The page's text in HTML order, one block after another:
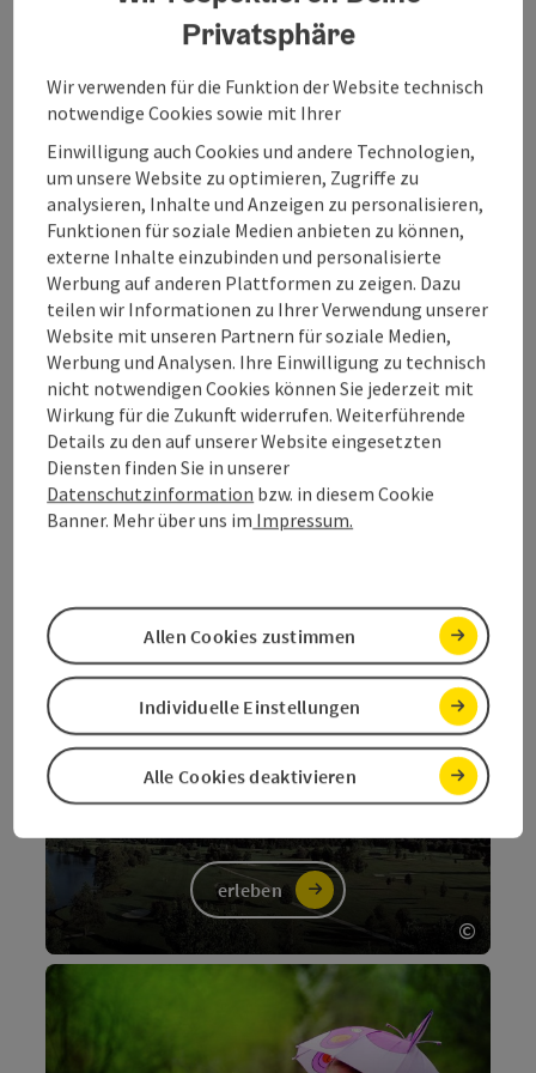
©
rund um Mondsee und
Irrsee
erleben
©
Herbstferien
erleben
©
Kulinarik
rund um Mondsee und
erleben
©
Golf
rund um Mondsee und
erleben
Privatsphäre
Wir verwenden für die Funktion der Website technisch
notwendige Cookies sowie mit Ihrer
Einwilligung auch Cookies und andere Technologien,
um unsere Website zu optimieren, Zugriffe zu
analysieren, Inhalte und Anzeigen zu personalisieren,
Funktionen für soziale Medien anbieten zu können,
externe Inhalte einzubinden und personalisierte
Werbung auf anderen Plattformen zu zeigen. Dazu
teilen wir Informationen zu Ihrer Verwendung unserer
Website mit unseren Partnern für soziale Medien,
Werbung und Analysen. Ihre Einwilligung zu technisch
nicht notwendigen Cookies können Sie jederzeit mit
Wirkung für die Zukunft widerrufen. Weiterführende
Details zu den auf unserer Website eingesetzten
Diensten finden Sie in unserer
Datenschutzinformation bzw. in diesem Cookie
Banner. Mehr über uns im Impressum.
Alle Cookies deaktivieren
Individuelle Einstellungen
Allen Cookies zustimmen